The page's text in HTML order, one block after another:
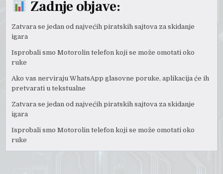
Zadnje objave:
Zatvara se jedan od najvećih piratskih sajtova za skidanje
igara
Isprobali smo Motorolin telefon koji se može omotati oko
ruke
Ako vas nerviraju WhatsApp glasovne poruke, aplikacija će ih
pretvarati u tekstualne
Zatvara se jedan od najvećih piratskih sajtova za skidanje
igara
Isprobali smo Motorolin telefon koji se može omotati oko
ruke